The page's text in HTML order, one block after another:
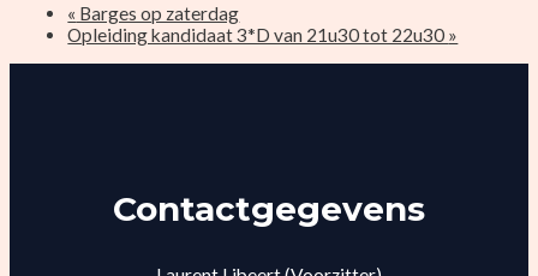
« Barges op zaterdag
Opleiding kandidaat 3*D van 21u30 tot 22u30 »
Contactgegevens